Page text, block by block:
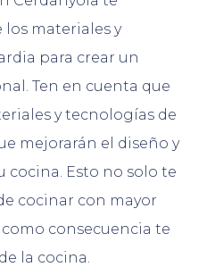
materiales y
para crear un
Ten en cuenta que
y tecnologías de
mejorarán el diseño y
cocina. Esto no solo te
cocinar con mayor
consecuencia te
la cocina.